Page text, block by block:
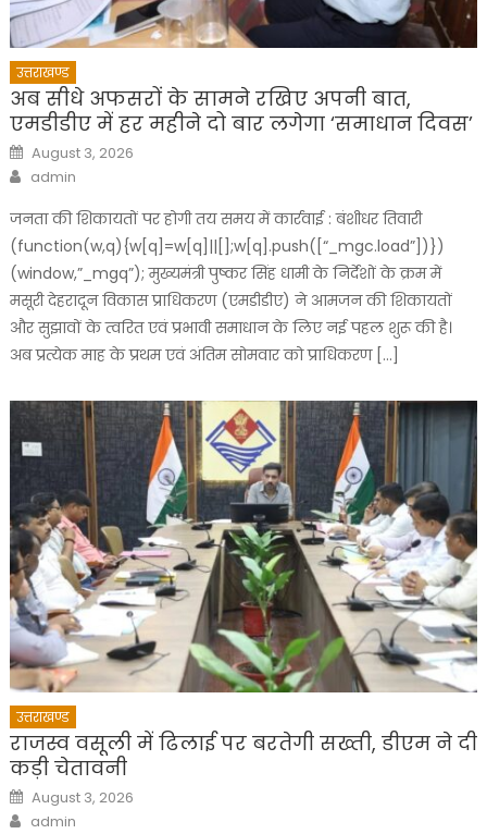
उत्तराखण्ड
अब सीधे अफसरों के सामने रखिए अपनी बात,
एमडीडीए में हर महीने दो बार लगेगा ‘समाधान दिवस’
Posted
on
August 3, 2026
Author
admin
जनता की शिकायतों पर होगी तय समय में कार्रवाई : बंशीधर तिवारी
(function(w,q){w[q]=w[q]||[];w[q].push([“_mgc.load”])})
(window,”_mgq”); मुख्यमंत्री पुष्कर सिंह धामी के निर्देशों के क्रम में
मसूरी देहरादून विकास प्राधिकरण (एमडीडीए) ने आमजन की शिकायतों
और सुझावों के त्वरित एवं प्रभावी समाधान के लिए नई पहल शुरू की है।
अब प्रत्येक माह के प्रथम एवं अंतिम सोमवार को प्राधिकरण […]
उत्तराखण्ड
राजस्व वसूली में ढिलाई पर बरतेगी सख्ती, डीएम ने दी
कड़ी चेतावनी
Posted
on
August 3, 2026
Author
admin